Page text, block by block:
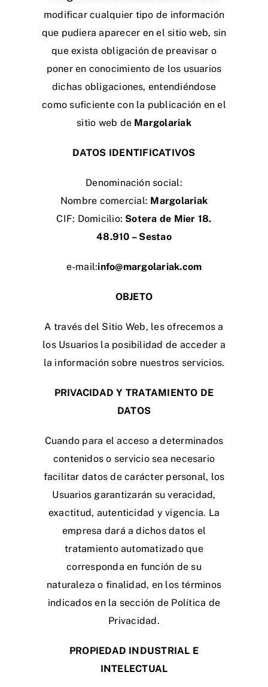
modificar cualquier tipo de información
que pudiera aparecer en el sitio web, sin
que exista obligación de preavisar o
poner en conocimiento de los usuarios
dichas obligaciones, entendiéndose
como suficiente con la publicación en el
sitio web de Margolariak
DATOS IDENTIFICATIVOS
Denominación social:
Nombre comercial: Margolariak
CIF: Domicilio: Sotera de Mier 18.
48.910 – Sestao
e-mail:info@margolariak.com
OBJETO
A través del Sitio Web, les ofrecemos a
los Usuarios la posibilidad de acceder a
la información sobre nuestros servicios.
PRIVACIDAD Y TRATAMIENTO DE
DATOS
Cuando para el acceso a determinados
contenidos o servicio sea necesario
facilitar datos de carácter personal, los
Usuarios garantizarán su veracidad,
exactitud, autenticidad y vigencia. La
empresa dará a dichos datos el
tratamiento automatizado que
corresponda en función de su
naturaleza o finalidad, en los términos
indicados en la sección de Política de
Privacidad.
PROPIEDAD INDUSTRIAL E
INTELECTUAL